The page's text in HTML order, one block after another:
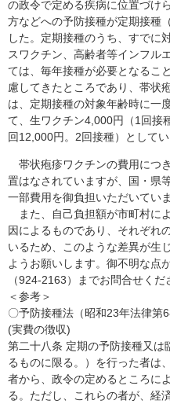
の政令で定める疾病に位置づけ
方などへの予防接種が定期接種
した。定期接種のうち、すでに
スワクチン、高齢者等インフル
ては、毎年接種が必要となるこ
慮してきたところであり、帯状
は、定期接種の対象年齢時に一
て、生ワクチン4,000円（1回接
回12,000円。2回接種）としてい
帯状疱疹ワクチンの費用につ
置はなされていますが、国・県
一部費用を御負担いただいていま
また、自己負担額が市町村に
因によるものであり、それぞれ
いるため、このような差異が生
ようお願いします。御不明な点
（924-2163）までお問合せくだ
＜参考＞
〇予防接種法（昭和23年法律第
(実費の徴収)
第二十八条 定期の予防接種又は
るものに限る。）を行った者は
者から、政令の定めるところに
る。ただし、これらの者が、経